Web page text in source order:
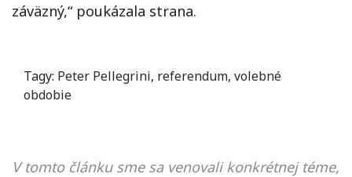
záväzný,“ poukázala strana.
Tagy: Peter Pellegrini, referendum, volebné
obdobie
V tomto článku sme sa venovali konkrétnej téme,